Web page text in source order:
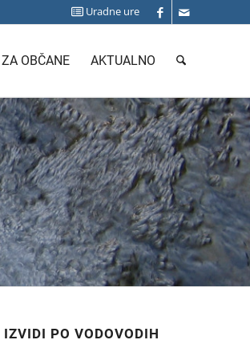
Uradne ure
ZA OBČANE AKTUALNO
PO VODOVODIH